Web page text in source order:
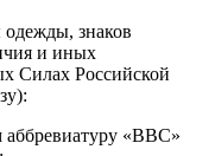
знаков
и иных
Силах Российской
аббревиатуру «ВВС»